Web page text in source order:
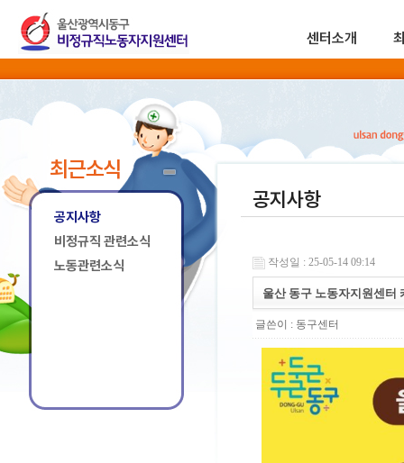
센터소개
최근소식
공지사항
비정규직 관련소식
노동관련소식
공지사항
작성일 : 25-05-14 09:14
울산 동구 노동자지원센터
글쓴이 : 동구센터